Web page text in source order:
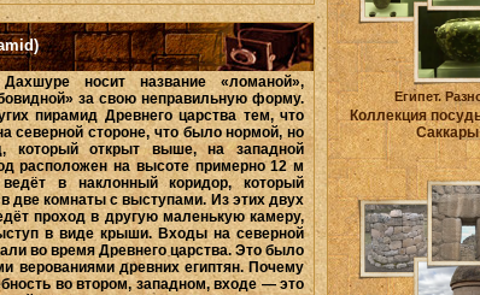
носит название «ломаной»,
за свою неправильную форму.
пирамид Древнего царства тем, что
северной стороне, что было нормой, но
который открыт выше, на западной
расположен на высоте примерно 12 м
в наклонный коридор, который
две комнаты с выступами. Из этих двух
проход в другую маленькую камеру,
в виде крыши. Входы на северной
во время Древнего царства. Это было
верованиями древних египтян. Почему
во втором, западном, входе — это
Египет.
Коллекция
Саккары